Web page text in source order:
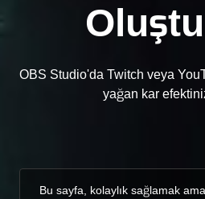
OBS Studio'da Twitch veya
yağan kar
Bu sayfa, kolaylık sağlamak